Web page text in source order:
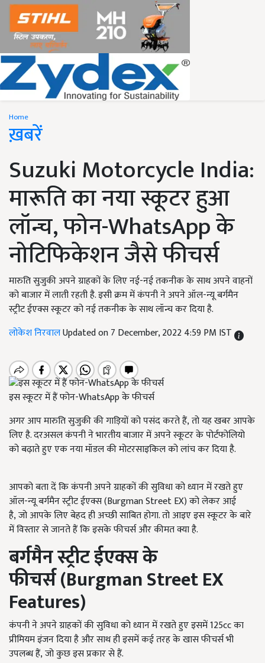
Home
ख़बरें
Suzuki Motorcycle India:
मारूति का नया स्कूटर हुआ
लॉन्च, फोन-WhatsApp के
नोटिफिकेशन जैसे फीचर्स
मारुति सुजुकी अपने ग्राहकों के लिए नई-नई तकनीक के साथ अपने वाहनों
को बाजार में लाती रहती है. इसी क्रम में कंपनी ने अपने ऑल-न्यू बर्गमैन
स्ट्रीट ईएक्स स्कूटर को नई तकनीक के साथ लॉन्च कर दिया है.
लोकेश निरवालUpdated on 7 December, 2022 4:59 PM IST
इस स्कूटर में हैं फोन-WhatsApp के फीचर्स
अगर आप मारुति सुजुकी की गाड़ियों को पसंद करते हैं, तो यह खबर आपके
लिए है. दरअसल कंपनी ने भारतीय बाजार में अपने स्कूटर के पोर्टफोलियो
को बढ़ाते हुए एक नया मॉडल की मोटरसाइकिल को लांच कर दिया है.
आपको बता दें कि कंपनी अपने ग्राहकों की सुविधा को ध्यान में रखते हुए
ऑल-न्यू बर्गमैन स्ट्रीट ईएक्स (Burgman Street EX) को लेकर आई
है, जो आपके लिए बेहद ही अच्छी साबित होगा. तो आइए इस स्कूटर के बारे
में विस्तार से जानते हैं कि इसके फीचर्स और कीमत क्या है.
बर्गमैन स्ट्रीट ईएक्स के
फीचर्स(Burgman Street EX
Features)
कंपनी ने अपने ग्राहकों की सुविधा को ध्यान में रखते हुए इसमें 125cc का
प्रीमियम इंजन दिया है और साथ ही इसमें कई तरह के खास फीचर्स भी
उपलब्ध हैं, जो कुछ इस प्रकार से हैं.